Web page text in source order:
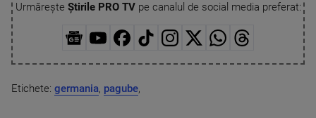
Urmărește Știrile PRO TVpe canalul de social media preferat:
Etichete: germania, pagube,